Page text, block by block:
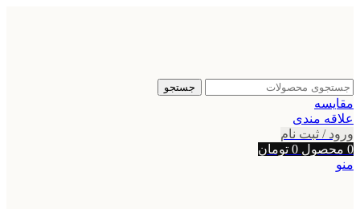
جستجو
مقایسه
علاقه مندی
ورود / ثبت نام
0 محصول 0 تومان
منو